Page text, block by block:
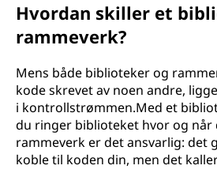
Hvordan skiller et
rammeverk?
Mens både biblioteker og
kode skrevet av noen andre,
i kontrollstrømmen.Med et
du ringer biblioteket hvor og når
rammeverk er det ansvarlig: det
koble til koden din, men det